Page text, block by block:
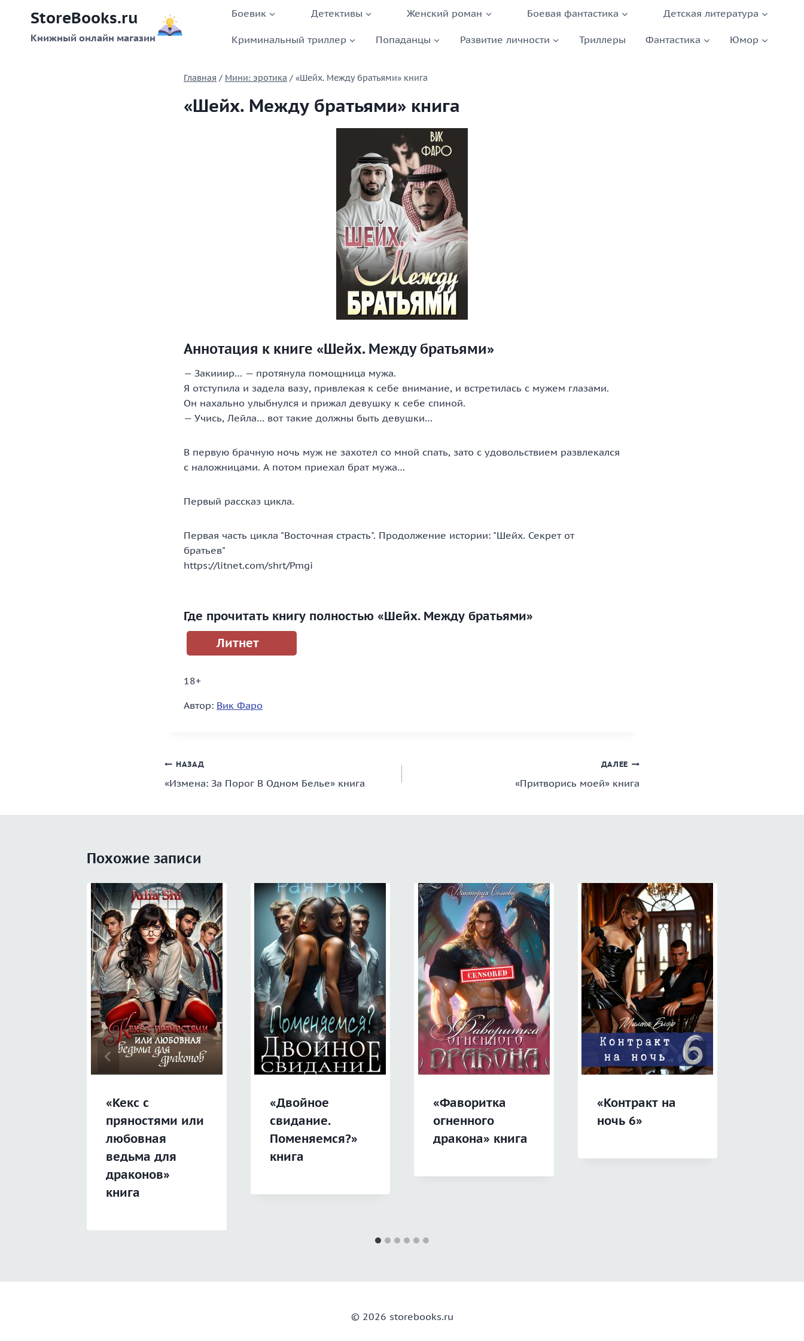
содержимому
StoreBooks.ru
Книжный онлайн магазин
Боевик Детективы Женский роман Боевая фантастика Детская литература
Криминальный триллер Попаданцы Развитие личности Триллеры Фантастика Юмор
Главная / Мини: эротика / «Шейх. Между братьями» книга
«Шейх. Между братьями» книга
Аннотация к книге «Шейх. Между братьями»
— Закииир… — протянула помощница мужа.
Я отступила и задела вазу, привлекая к себе внимание, и встретилась с мужем глазами.
Он нахально улыбнулся и прижал девушку к себе спиной.
— Учись, Лейла… вот такие должны быть девушки…
В первую брачную ночь муж не захотел со мной спать, зато с удовольствием развлекался
с наложницами. А потом приехал брат мужа…
Первый рассказ цикла.
Первая часть цикла "Восточная страсть". Продолжение истории: "Шейх. Секрет от
братьев"
https://litnet.com/shrt/Pmgi
Где прочитать книгу полностью «Шейх. Между братьями»
Литнет
18+
Автор: Вик Фаро
Навигация
по
НАЗАД
«Измена: За Порог В Одном Белье» книга
ДАЛЕЕ
«Притворись моей» книга
Похожие записи
«Кекс с
пряностями или
любовная
ведьма для
драконов»
книга
«Двойное
свидание.
Поменяемся?»
книга
«Фаворитка
огненного
дракона» книга
«Контракт на
ночь 6»
© 2026 storebooks.ru